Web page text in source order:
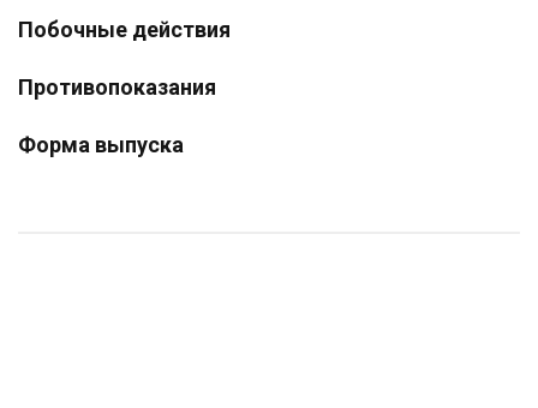
Побочные действия
Противопоказания
Форма выпуска